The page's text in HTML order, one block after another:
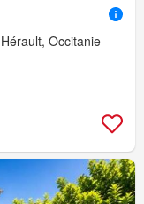
Occitanie